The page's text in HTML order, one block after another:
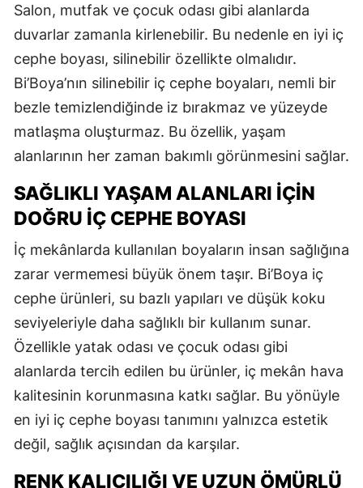
Salon, mutfak ve çocuk odası gibi alanlarda
duvarlar zamanla kirlenebilir. Bu nedenle en iyi iç
cephe boyası, silinebilir özellikte olmalıdır.
Bi’Boya’nın silinebilir iç cephe boyaları, nemli bir
bezle temizlendiğinde iz bırakmaz ve yüzeyde
matlaşma oluşturmaz. Bu özellik, yaşam
alanlarının her zaman bakımlı görünmesini sağlar.
SAĞLIKLI YAŞAM ALANLARI İÇIN
DOĞRU İÇ CEPHE BOYASI
İç mekânlarda kullanılan boyaların insan sağlığına
zarar vermemesi büyük önem taşır. Bi’Boya iç
cephe ürünleri, su bazlı yapıları ve düşük koku
seviyeleriyle daha sağlıklı bir kullanım sunar.
Özellikle yatak odası ve çocuk odası gibi
alanlarda tercih edilen bu ürünler, iç mekân hava
kalitesinin korunmasına katkı sağlar. Bu yönüyle
en iyi iç cephe boyası tanımını yalnızca estetik
değil, sağlık açısından da karşılar.
RENK KALICILIĞI VE UZUN ÖMÜRLÜ